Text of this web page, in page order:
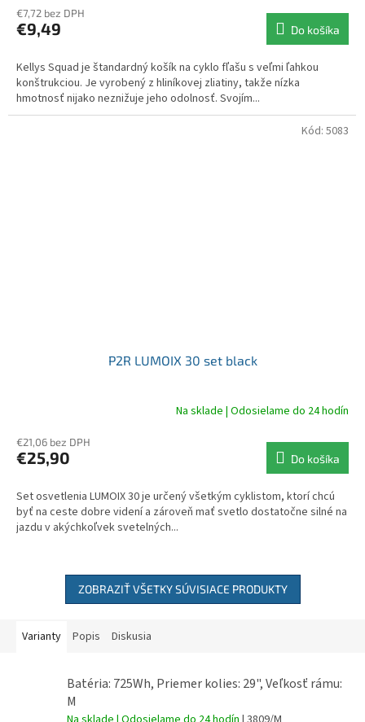
€7,72 bez DPH
€9,49 Do košíka
Kellys Squad je štandardný košík na cyklo fľašu s veľmi ľahkou
konštrukciou. Je vyrobený z hliníkovej zliatiny, takže nízka
hmotnosť nijako neznižuje jeho odolnosť. Svojím...
P2R LUMOIX 30 set black
Na sklade | Odosielame do 24 hodín
€21,06 bez DPH
€25,90 Do košíka
Set osvetlenia LUMOIX 30 je určený všetkým cyklistom, ktorí chcú
byť na ceste dobre videní a zároveň mať svetlo dostatočne silné na
jazdu v akýchkoľvek svetelných...
Kód: 5083
ZOBRAZIŤ VŠETKY SÚVISIACE PRODUKTY
Varianty Popis Diskusia
Batéria: 725Wh, Priemer kolies: 29", Veľkosť rámu:
M